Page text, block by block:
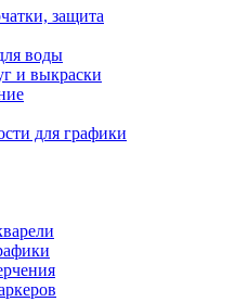
защита
воды
и выкраски
для графики